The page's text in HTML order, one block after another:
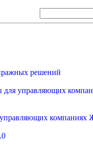
решений
для управляющих
управляющих